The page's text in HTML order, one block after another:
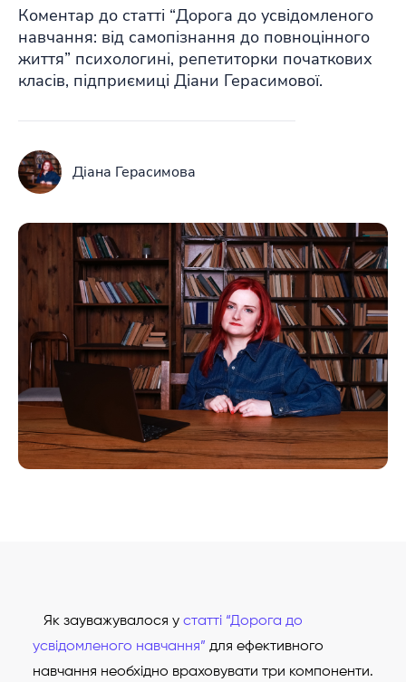
Коментар до статті “Дорога до усвідомленого
навчання: від самопізнання до повноцінного
життя” психологині, репетиторки початкових
класів, підприємиці Діани Герасимової.
Діана Герасимова
Як зауважувалося у статті “Дорога до
усвідомленого навчання” для ефективного
навчання необхідно враховувати три компоненти.